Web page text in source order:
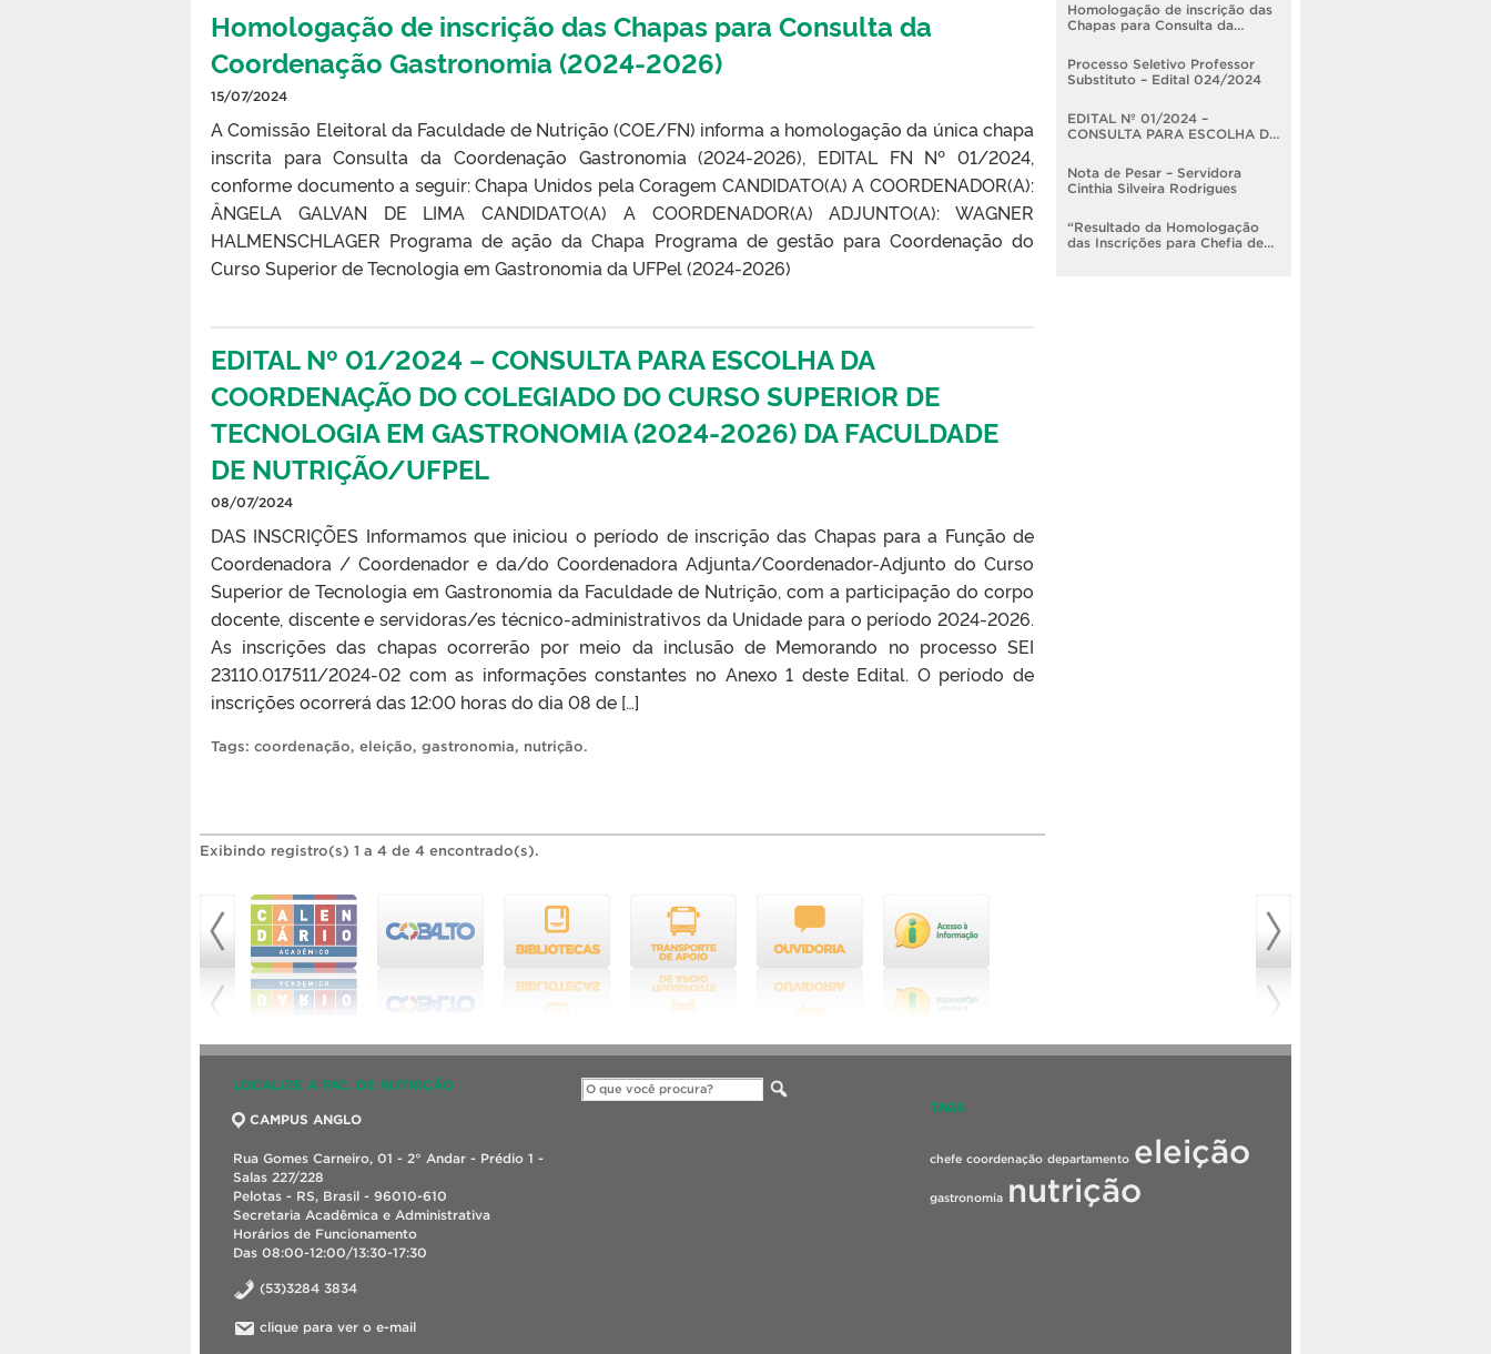
Homologação de inscrição das Chapas para Consulta da
Coordenação Gastronomia (2024-2026)
15/07/2024
A Comissão Eleitoral da Faculdade de Nutrição (COE/FN) informa a homologação da única chapa
inscrita para Consulta da Coordenação Gastronomia (2024-2026), EDITAL FN Nº 01/2024,
conforme documento a seguir: Chapa Unidos pela Coragem CANDIDATO(A) A COORDENADOR(A):
ÂNGELA GALVAN DE LIMA CANDIDATO(A) A COORDENADOR(A) ADJUNTO(A): WAGNER
HALMENSCHLAGER Programa de ação da Chapa Programa de gestão para Coordenação do
Curso Superior de Tecnologia em Gastronomia da UFPel (2024-2026)
EDITAL Nº 01/2024 – CONSULTA PARA ESCOLHA DA
COORDENAÇÃO DO COLEGIADO DO CURSO SUPERIOR DE
TECNOLOGIA EM GASTRONOMIA (2024-2026) DA FACULDADE
DE NUTRIÇÃO/UFPEL
08/07/2024
DAS INSCRIÇÕES Informamos que iniciou o período de inscrição das Chapas para a Função de
Coordenadora / Coordenador e da/do Coordenadora Adjunta/Coordenador-Adjunto do Curso
Superior de Tecnologia em Gastronomia da Faculdade de Nutrição, com a participação do corpo
docente, discente e servidoras/es técnico-administrativos da Unidade para o período 2024-2026.
As inscrições das chapas ocorrerão por meio da inclusão de Memorando no processo SEI
23110.017511/2024-02 com as informações constantes no Anexo 1 deste Edital. O período de
inscrições ocorrerá das 12:00 horas do dia 08 de […]
Tags: coordenação, eleição, gastronomia, nutrição.
Exibindo registro(s) 1 a 4 de 4 encontrado(s).
Nutrição (2025/2029)
Homologação de inscrição das
Chapas para Consulta da
(2025/2029)
Processo Seletivo Professor
Substituto – Edital 024/2024
EDITAL Nº 01/2024 –
CONSULTA PARA ESCOLHA DA
SUPERIOR DE TECNOLOGIA
EM GASTRONOMIA (2024-
NUTRIÇÃO/UFPEL
Nota de Pesar – Servidora
Cinthia Silveira Rodrigues
“Resultado da Homologação
das Inscrições para Chefia de
LOCALIZE A FAC. DE NUTRIÇÃO
CAMPUS ANGLO
Rua Gomes Carneiro, 01 - 2° Andar - Prédio 1 -
Salas 227/228
Pelotas - RS, Brasil - 96010-610
Secretaria Acadêmica e Administrativa
Horários de Funcionamento
Das 08:00-12:00/13:30-17:30
(53)3284 3834
clique para ver o e-mail
TAGS
chefe coordenação departamento eleição
gastronomia nutrição